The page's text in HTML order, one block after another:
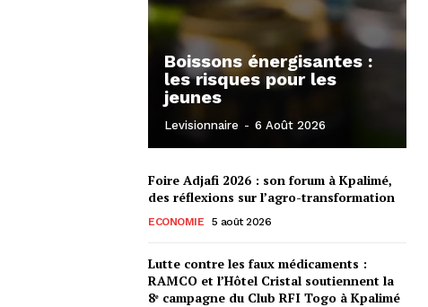
Boissons énergisantes :
les risques pour les
jeunes
Levisionnaire - 6 Août 2026
Foire Adjafi 2026 : son forum à Kpalimé,
des réflexions sur l’agro-transformation
ECONOMIE 5 août 2026
Lutte contre les faux médicaments :
RAMCO et l’Hôtel Cristal soutiennent la
8ᵉ campagne du Club RFI Togo à Kpalimé